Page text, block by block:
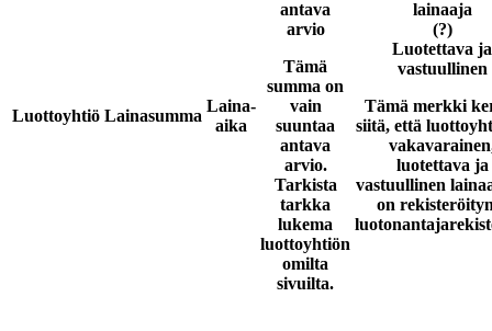
Luottoyhtiö Lainasumma
Laina-
aika
antava
arvio
Tämä
summa on
vain
suuntaa
antava
arvio.
Tarkista
tarkka
lukema
luottoyhtiön
omilta
sivuilta.
lainaaja
(?)
Luotettava ja
vastuullinen
Tämä merkki
siitä, että
luotettava ja
vastuullinen
on